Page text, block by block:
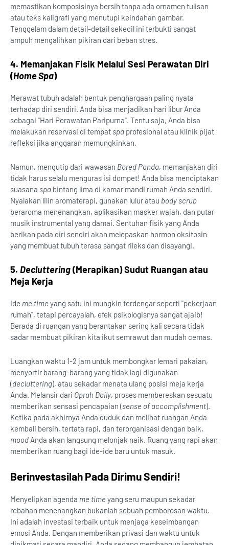
memastikan komposisinya bersih tanpa ada ornamen tulisan
atau teks kaligrafi yang menutupi keindahan gambar.
Tenggelam dalam detail-detail sekecil ini terbukti sangat
ampuh mengalihkan pikiran dari beban stres.
4. Memanjakan Fisik Melalui Sesi Perawatan Diri
(Home Spa)
Merawat tubuh adalah bentuk penghargaan paling nyata
terhadap diri sendiri. Anda bisa menjadikan hari libur Anda
sebagai "Hari Perawatan Paripurna". Tentu saja, Anda bisa
melakukan reservasi di tempatspa profesional atau klinik pijat
refleksi jika anggaran memungkinkan.
Namun, mengutip dari wawasan Bored Panda, memanjakan diri
tidak harus selalu menguras isi dompet! Anda bisa menciptakan
suasana spa bintang lima di kamar mandi rumah Anda sendiri.
Nyalakan lilin aromaterapi, gunakan lulur atau body scrub
beraroma menenangkan, aplikasikan masker wajah, dan putar
musik instrumental yang damai. Sentuhan fisik yang Anda
berikan pada diri sendiri akan melepaskan hormon oksitosin
yang membuat tubuh terasa sangat rileks dan disayangi.
5. Decluttering(Merapikan) Sudut Ruangan atau
Meja Kerja
Ide me time yang satu ini mungkin terdengar seperti "pekerjaan
rumah", tetapi percayalah, efek psikologisnya sangat ajaib!
Berada di ruangan yang berantakan sering kali secara tidak
sadar membuat pikiran kita ikut semrawut dan mudah cemas.
Luangkan waktu 1-2 jam untuk membongkar lemari pakaian,
menyortir barang-barang yang tidak lagi digunakan
(decluttering), atau sekadar menata ulang posisi meja kerja
Anda. Melansir dari Oprah Daily, proses membereskan sesuatu
memberikan sensasi pencapaian (sense of accomplishment).
Ketika pada akhirnya Anda duduk dan melihat ruangan Anda
kembali bersih, tertata rapi, dan terorganisasi dengan baik,
mood Anda akan langsung melonjak naik. Ruang yang rapi akan
memberikan ruang bagi ide-ide baru untuk masuk.
Berinvestasilah Pada Dirimu Sendiri!
Menyelipkan agenda me time yang seru maupun sekadar
rebahan menenangkan bukanlah sebuah pemborosan waktu.
Ini adalah investasi terbaik untuk menjaga keseimbangan
emosi Anda. Dengan memberikan privasi dan waktu untuk